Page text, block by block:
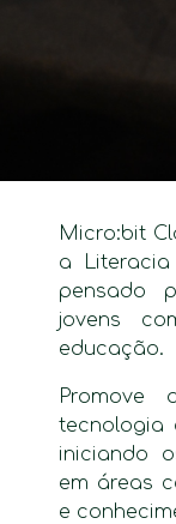
Micro:bit
a
pensado
jovens
educação.
Promove
tecnologia
iniciando
em áreas
e